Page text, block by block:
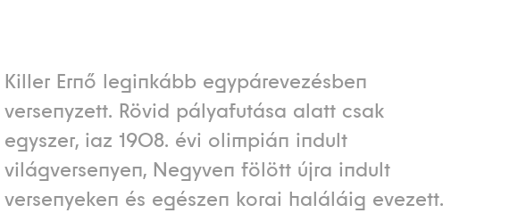
Killer Ernő leginkább egypárevezésben
versenyzett. Rövid pályafutása alatt csak
egyszer, iaz 1908. évi olimpián indult
világversenyen, Negyven fölött újra indult
versenyeken és egészen korai haláláig evezett.